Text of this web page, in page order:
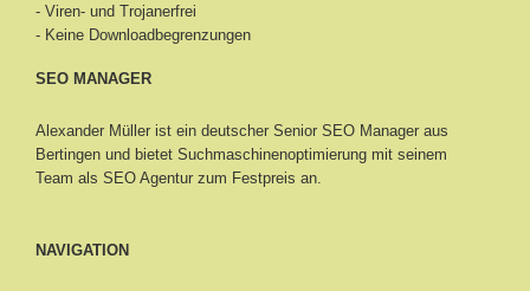
- Viren- und Trojanerfrei
- Keine Downloadbegrenzungen
SEO MANAGER
Alexander Müller ist ein deutscher Senior SEO Manager aus
Bertingen und bietet Suchmaschinenoptimierung mit seinem
Team als SEO Agentur zum Festpreis an.
NAVIGATION